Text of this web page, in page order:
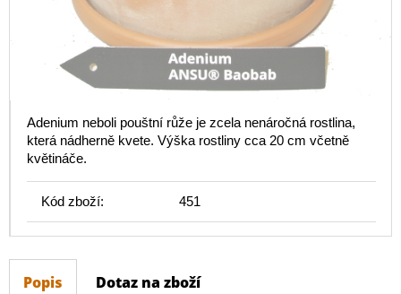
Adenium neboli pouštní růže je zcela nenáročná rostlina,
která nádherně kvete. Výška rostliny cca 20 cm včetně
květináče.
Kód zboží: 451
Popis Dotaz na zboží